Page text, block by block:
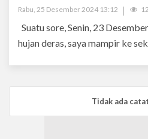
Rabu, 25 Desember 2024 13:12
Suatu sore, Senin, 23
hujan deras, saya mampir ke
Tidak ada